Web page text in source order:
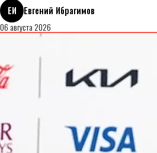
ЕИ
Евгений Ибрагимов
06 августа 2026